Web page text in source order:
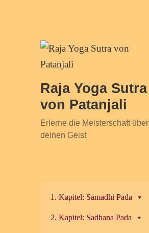
Raja Yoga Sutra
von Patanjali
Erlerne die Meisterschaft über
deinen Geist
1. Kapitel: Samadhi Pada
2. Kapitel: Sadhana Pada